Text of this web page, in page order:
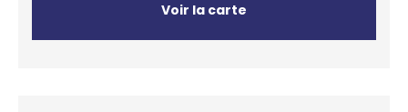
Voir la carte